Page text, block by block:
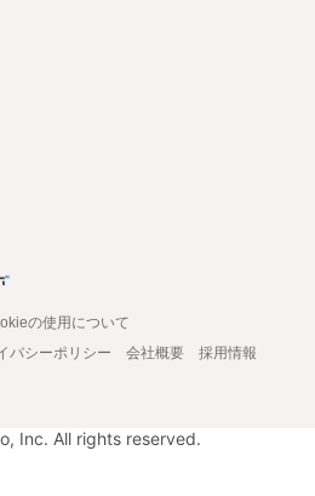
の使用について
バシーポリシー 会社概要
採用情報
Inc. All rights reserved.